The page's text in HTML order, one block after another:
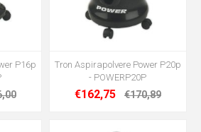
P16p
Tron Aspirapolvere Power P20p
- POWERP20P
€162,75 €170,89